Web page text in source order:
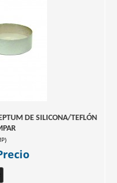
DE SILICONA/TEFLÓN
)